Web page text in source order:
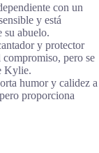
con un
y está
su abuelo.
y protector
pero se
Kylie.
humor y calidez a
proporciona